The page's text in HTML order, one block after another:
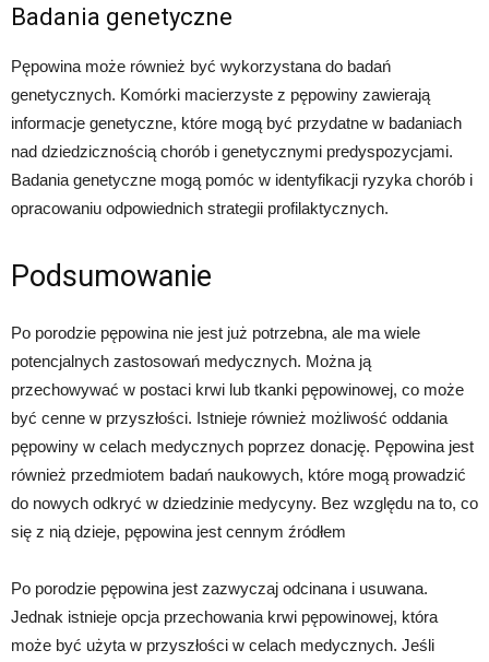
Badania genetyczne
Pępowina może również być wykorzystana do badań
genetycznych. Komórki macierzyste z pępowiny zawierają
informacje genetyczne, które mogą być przydatne w badaniach
nad dziedzicznością chorób i genetycznymi predyspozycjami.
Badania genetyczne mogą pomóc w identyfikacji ryzyka chorób i
opracowaniu odpowiednich strategii profilaktycznych.
Podsumowanie
Po porodzie pępowina nie jest już potrzebna, ale ma wiele
potencjalnych zastosowań medycznych. Można ją
przechowywać w postaci krwi lub tkanki pępowinowej, co może
być cenne w przyszłości. Istnieje również możliwość oddania
pępowiny w celach medycznych poprzez donację. Pępowina jest
również przedmiotem badań naukowych, które mogą prowadzić
do nowych odkryć w dziedzinie medycyny. Bez względu na to, co
się z nią dzieje, pępowina jest cennym źródłem
Po porodzie pępowina jest zazwyczaj odcinana i usuwana.
Jednak istnieje opcja przechowania krwi pępowinowej, która
może być użyta w przyszłości w celach medycznych. Jeśli